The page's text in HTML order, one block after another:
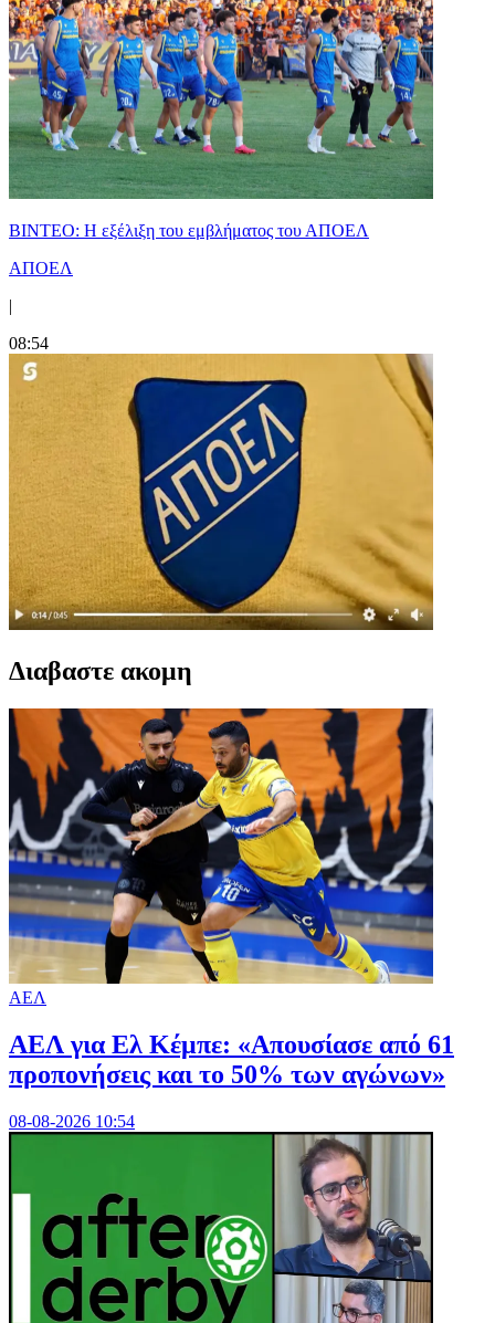
ΒΙΝΤΕΟ: Η εξέλιξη του εμβλήματος του ΑΠΟΕΛ
ΑΠΟΕΛ
|
08:54
Διαβαστε ακομη
ΑΕΛ
ΑΕΛ για Ελ Κέμπε: «Απουσίασε από 61
προπονήσεις και το 50% των αγώνων»
08-08-2026 10:54